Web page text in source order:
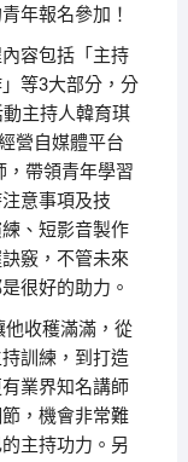
年報名參加！
容包括「主持
等3大部分，分
主持人韓育琪
營自媒體平台
，帶領青年學習
意事項及技
、短影音製作
竅，不管未來
很好的助力。
收穫滿滿，從
訓練，到打造
業界知名講師
，機會非常難
主持功力。另